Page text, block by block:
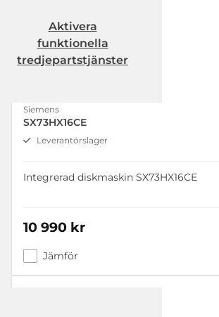
Aktivera
funktionella
tredjepartstjänster
Siemens
SX73HX16CE
Leverantörslager
Integrerad diskmaskin SX73HX16CE
10 990 kr
Jämför